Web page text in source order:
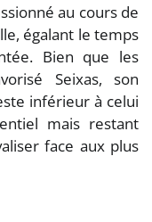
au cours de
égalant le temps
Bien que les
Seixas, son
inférieur à celui
mais restant
face aux plus